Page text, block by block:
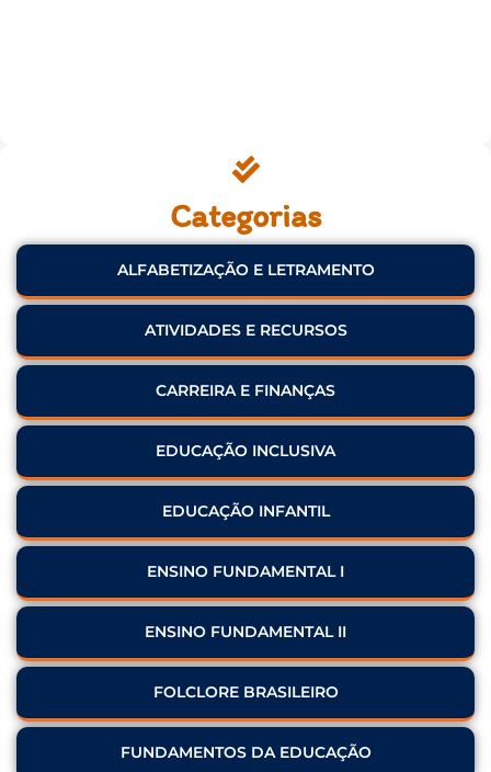
Categorias
ALFABETIZAÇÃO E LETRAMENTO
ATIVIDADES E RECURSOS
CARREIRA E FINANÇAS
EDUCAÇÃO INCLUSIVA
EDUCAÇÃO INFANTIL
ENSINO FUNDAMENTAL I
ENSINO FUNDAMENTAL II
FOLCLORE BRASILEIRO
FUNDAMENTOS DA EDUCAÇÃO